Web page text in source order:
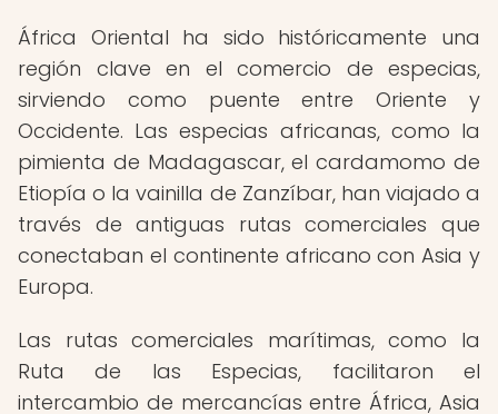
África Oriental ha sido históricamente una
región clave en el comercio de especias,
sirviendo como puente entre Oriente y
Occidente. Las especias africanas, como la
pimienta de Madagascar, el cardamomo de
Etiopía o la vainilla de Zanzíbar, han viajado a
través de antiguas rutas comerciales que
conectaban el continente africano con Asia y
Europa.
Las rutas comerciales marítimas, como la
Ruta de las Especias, facilitaron el
intercambio de mercancías entre África, Asia